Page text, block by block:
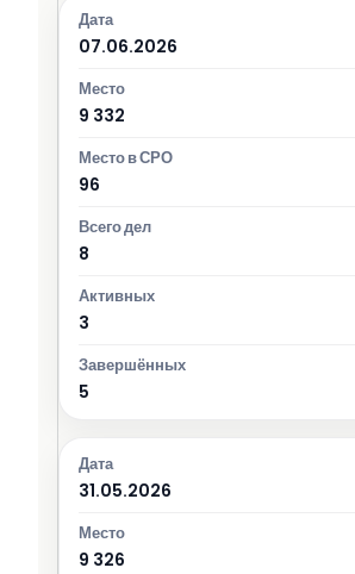
07.06.2026
9 332
96
8
3
5
31.05.2026
9 326